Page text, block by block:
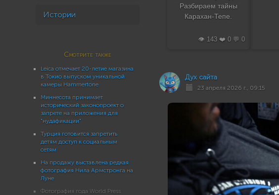
Истории
Смотрите также
Leica отмечает 20-летие магазина
в Токио выпуском уникальной
камеры Hammertone
Миннесота принимает
исторический законопроект о
запрете на приложения для
"нудафикации"
Турция готовится запретить
детям доступ к социальным
сетям
На продажу выставлена редкая
фотография Нила Армстронга на
Луне
Фотография года World Press
Разбираем тайны
Карахан-Тепе.
👁️ 143 ❤️ 0 💬 0
Дух сайта
23 апреля 2026 г., 09:15